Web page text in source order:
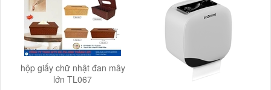
hộp giấy chữ nhật đan mây
lớn TL067